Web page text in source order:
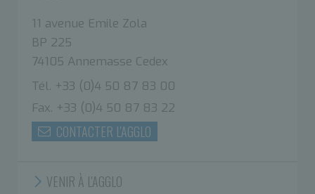
11 avenue Emile Zola
BP 225
74105 Annemasse Cedex
Tél. +33 (0)4 50 87 83 00
Fax. +33 (0)4 50 87 83 22
CONTACTER L'AGGLO
VENIR À L'AGGLO